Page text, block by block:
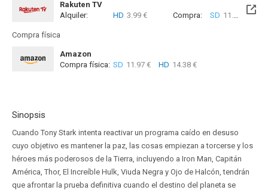
Rakuten TV
Alquiler:
HD 3.99 € Compra: SD 11.99 € HD
Compra física
Amazon
Compra física: SD 11.97 € HD 14.38 €
Sinopsis
Cuando Tony Stark intenta reactivar un programa caído en desuso
cuyo objetivo es mantener la paz, las cosas empiezan a torcerse y los
héroes más poderosos de la Tierra, incluyendo a Iron Man, Capitán
América, Thor, El Increíble Hulk, Viuda Negra y Ojo de Halcón, tendrán
que afrontar la prueba definitiva cuando el destino del planeta se